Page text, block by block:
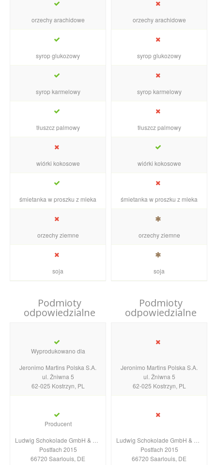
orzechy arachidowe
syrop glukozowy
syrop karmelowy
tłuszcz palmowy
wiórki kokosowe
śmietanka w proszku z mleka
orzechy ziemne
soja
Podmioty
odpowiedzialne
Wyprodukowano dla
Jeronimo Martins Polska S.A.
ul. Żniwna 5
62-025 Kostrzyn, PL
Producent
Postfach 2015
66720 Saarlouis, DE
orzechy arachidowe
syrop glukozowy
syrop karmelowy
tłuszcz palmowy
wiórki kokosowe
śmietanka w proszku z mleka
orzechy ziemne
soja
Podmioty
odpowiedzialne
Jeronimo Martins Polska S.A.
ul. Żniwna 5
62-025 Kostrzyn, PL
Postfach 2015
66720 Saarlouis, DE